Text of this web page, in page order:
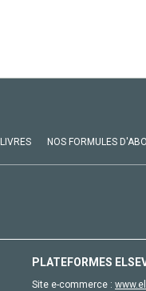
LIVRES NOS FORMULES
PLATEFORMES
Site e-commerce :